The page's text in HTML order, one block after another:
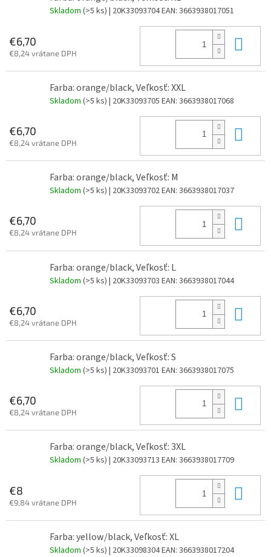
Skladom (>5 ks) | 20K33093704EAN: 3663938017051
€6,70
€8,24 vrátane DPH
Farba: orange/black, Veľkosť: XXL
Skladom (>5 ks) | 20K33093705 EAN: 3663938017068
€6,70
€8,24 vrátane DPH
Farba: orange/black, Veľkosť: M
Skladom (>5 ks) | 20K33093702EAN: 3663938017037
€6,70
€8,24 vrátane DPH
Farba: orange/black, Veľkosť: L
Skladom (>5 ks) | 20K33093703 EAN: 3663938017044
€6,70
€8,24 vrátane DPH
Farba: orange/black, Veľkosť: S
Skladom (>5 ks) | 20K33093701 EAN: 3663938017075
€6,70
€8,24 vrátane DPH
Farba: orange/black, Veľkosť: 3XL
Skladom (>5 ks) | 20K33093713 EAN: 3663938017709
€8
€9,84 vrátane DPH
Farba: yellow/black, Veľkosť: XL
Skladom (>5 ks) | 20K33098304EAN: 3663938017204